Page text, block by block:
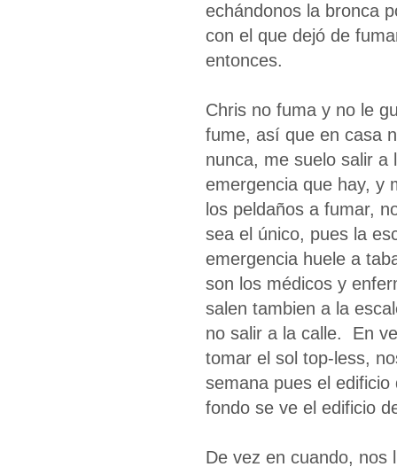
echándonos la bronca
con el que dejó de
entonces.
Chris no fuma y no le
fume, así que en casa
nunca, me suelo salir a
emergencia que hay, y
los peldaños a fumar,
sea el único, pues la
emergencia huele a
son los médicos y
salen tambien a la
no salir a la calle. En
tomar el sol top-less,
semana pues el
fondo se ve el edificio
De vez en cuando, nos